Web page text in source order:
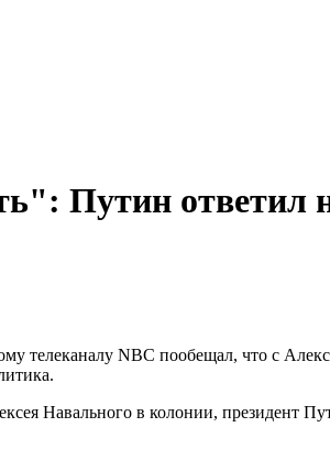
Путин ответил
телеканалу NBC пообещал, что с
Навального в колонии, президент